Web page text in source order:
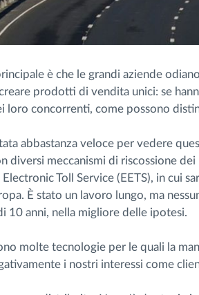
è che le grandi aziende
prodotti di vendita unici: se
concorrenti, come possono
abbastanza veloce per vedere
diversi meccanismi di riscossione dei
Toll Service (EETS), in cui
È stato un lavoro lungo, ma
10 anni, nella migliore delle ipotesi.
molte tecnologie per le quali la
i nostri interessi come